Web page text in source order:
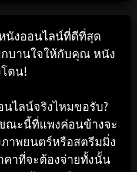
นังออนไลน์ที่ดีที่สุด
บานใจให้กับคุณ หนัง
ดน!
ไลน์จริงไหมขอรับ?
ณะนี้ที่แพงค่อนข้างจะ
ภาพยนตร์หรือสตรีมมิ่ง
าที่จะต้องจ่ายทั้งนั้น